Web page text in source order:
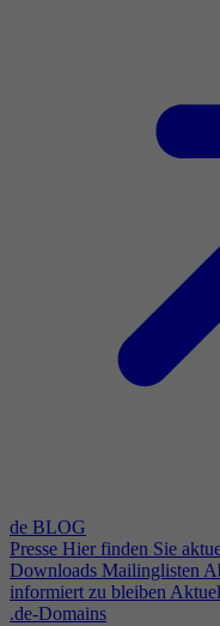
de BLOG
Presse Hier finden Sie
Downloads Mailinglisten
informiert zu bleiben
.de-Domains